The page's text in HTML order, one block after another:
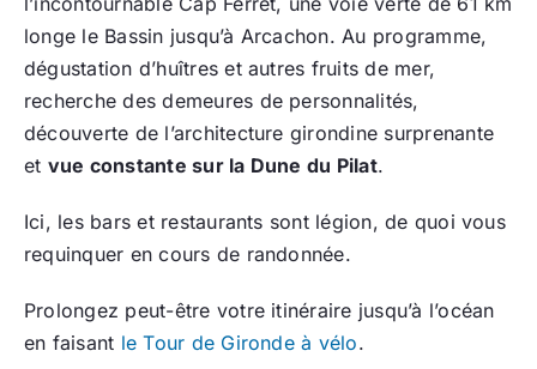
longe le Bassin jusqu’à Arcachon. Au programme,
dégustation d’huîtres et autres fruits de mer,
recherche des demeures de personnalités,
découverte de l’architecture girondine surprenante
et vue constante sur la Dune du Pilat.
Ici, les bars et restaurants sont légion, de quoi vous
requinquer en cours de randonnée.
Prolongez peut-être votre itinéraire jusqu’à l’océan
en faisant le Tour de Gironde à vélo.